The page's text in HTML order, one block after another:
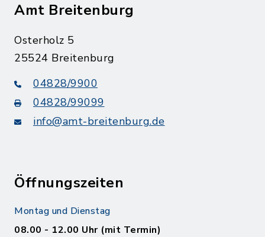
Amt Breitenburg
Osterholz 5
25524 Breitenburg
04828/9900
04828/99099
info@amt-breitenburg.de
Öffnungszeiten
Montag und Dienstag
08.00 - 12.00 Uhr (mit Termin)